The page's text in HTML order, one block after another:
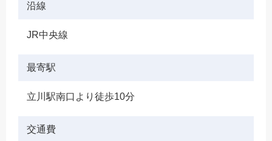
沿線
JR中央線
最寄駅
立川駅南口より徒歩10分
交通費